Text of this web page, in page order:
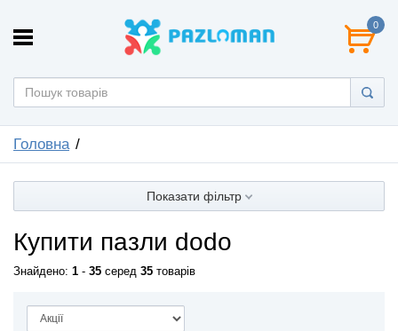
0
Головна
Показати фільтр
Купити пазли dodo
Знайдено: 1 - 35 серед 35 товарів